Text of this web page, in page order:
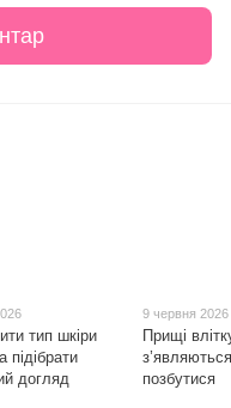
тип шкіри
підібрати
догляд
9 червня 2026
Прищі
позбутися